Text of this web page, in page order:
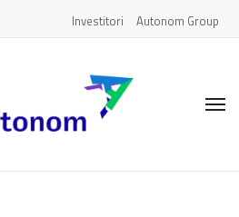
Investitori Autonom Group